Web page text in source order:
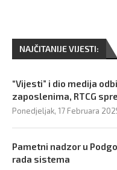
NAJČITANIJE VIJESTI:
“Vijesti” i dio medija
zaposlenima, RTCG
Ponedjeljak, 17 Februara
Pametni nadzor u
rada sistema